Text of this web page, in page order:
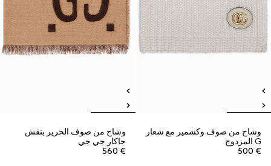
وشاح من صوف وكشمير مع شعار
G المزدوج
€ 500
وشاح من صوف الحرير بنقش
جاكار جي جي
€ 560